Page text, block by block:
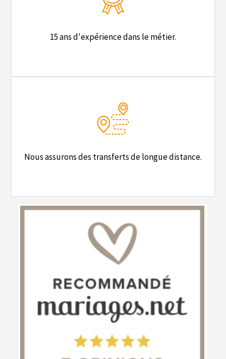
15 ans d'expérience dans le métier.
Nous assurons des transferts de longue distance.